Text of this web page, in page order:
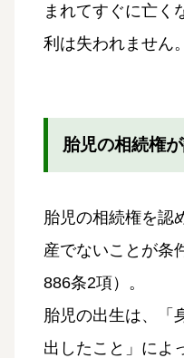
まれてすぐに亡く
利は失われません。
胎児の相続権
胎児の相続権を認
産でないことが条
886条2項）。
胎児の出生は、「
出したこと」によ